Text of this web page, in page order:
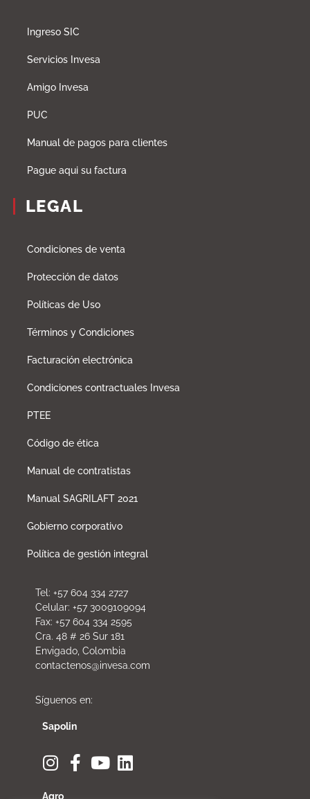
Ingreso SIC
Servicios Invesa
Amigo Invesa
PUC
Manual de pagos para clientes
Pague aqui su factura
LEGAL
Condiciones de venta
Protección de datos
Políticas de Uso
Términos y Condiciones
Facturación electrónica
Condiciones contractuales Invesa
PTEE
Código de ética
Manual de contratistas
Manual SAGRILAFT 2021
Gobierno corporativo
Política de gestión integral
Tel: +57 604 334 2727
Celular: +57 3009109094
Fax: +57 604 334 2595
Cra. 48 # 26 Sur 181
Envigado, Colombia
contactenos@invesa.com
Síguenos en:
Sapolin
Agro